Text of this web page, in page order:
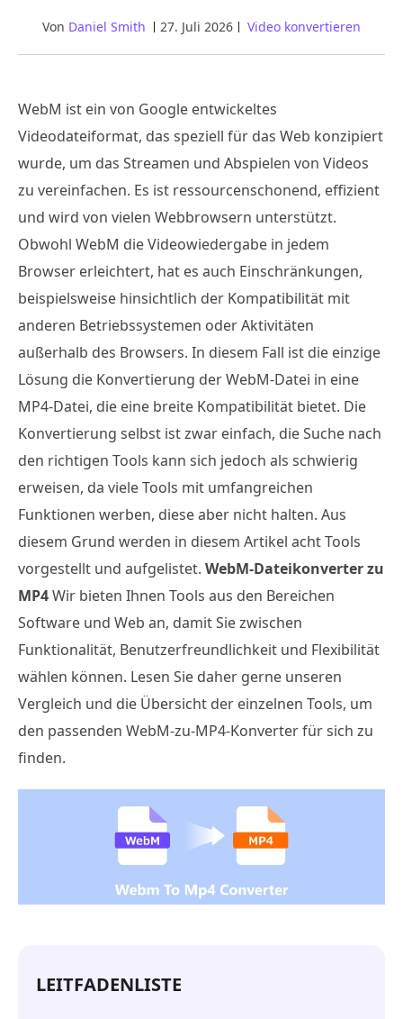
Von Daniel Smith 27. Juli 2026 Video konvertieren
WebM ist ein von Google entwickeltes
Videodateiformat, das speziell für das Web konzipiert
wurde, um das Streamen und Abspielen von Videos
zu vereinfachen. Es ist ressourcenschonend, effizient
und wird von vielen Webbrowsern unterstützt.
Obwohl WebM die Videowiedergabe in jedem
Browser erleichtert, hat es auch Einschränkungen,
beispielsweise hinsichtlich der Kompatibilität mit
anderen Betriebssystemen oder Aktivitäten
außerhalb des Browsers. In diesem Fall ist die einzige
Lösung die Konvertierung der WebM-Datei in eine
MP4-Datei, die eine breite Kompatibilität bietet. Die
Konvertierung selbst ist zwar einfach, die Suche nach
den richtigen Tools kann sich jedoch als schwierig
erweisen, da viele Tools mit umfangreichen
Funktionen werben, diese aber nicht halten. Aus
diesem Grund werden in diesem Artikel acht Tools
vorgestellt und aufgelistet. WebM-Dateikonverter zu
MP4Wir bieten Ihnen Tools aus den Bereichen
Software und Web an, damit Sie zwischen
Funktionalität, Benutzerfreundlichkeit und Flexibilität
wählen können. Lesen Sie daher gerne unseren
Vergleich und die Übersicht der einzelnen Tools, um
den passenden WebM-zu-MP4-Konverter für sich zu
finden.
LEITFADENLISTE